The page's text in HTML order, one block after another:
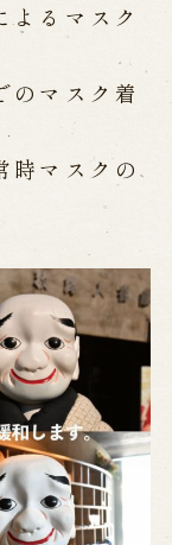
み」
広がり
るマスク
のマスク着
時マスクの